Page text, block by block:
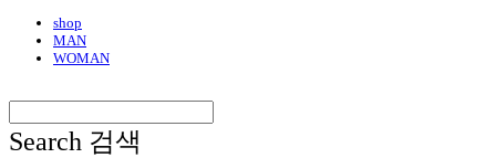
shop
MAN
WOMAN
Search 검색